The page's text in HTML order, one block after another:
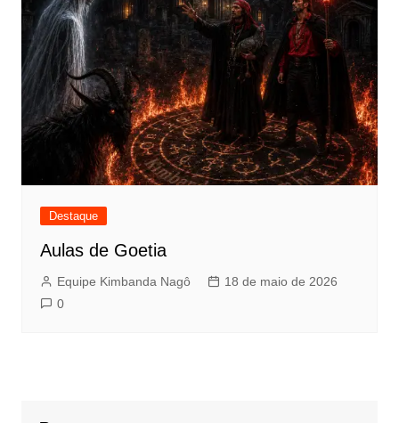
Destaque
Aulas de Goetia
Equipe Kimbanda Nagô
18 de maio de 2026
0